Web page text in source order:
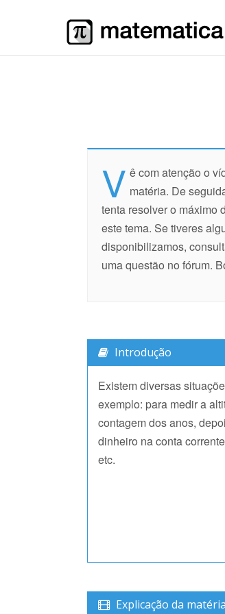
V ê com atenção o
matéria. De
tenta resolver o máximo
este tema. Se tiveres
disponibilizamos,
uma questão no fórum.
Introdução
Existem diversas
exemplo: para medir a
contagem dos anos,
dinheiro na conta
etc.
Explicação da matéria